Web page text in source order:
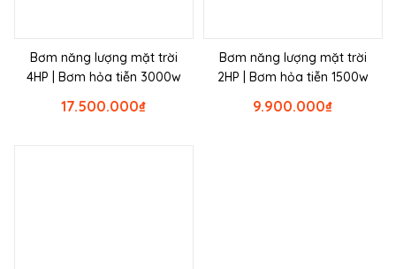
Bơm năng lượng mặt trời
4HP | Bơm hỏa tiễn 3000w
₫
17.500.000
Bơm năng lượng mặt trời
2HP | Bơm hỏa tiễn 1500w
₫
9.900.000